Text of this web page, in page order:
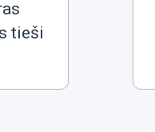
tieši